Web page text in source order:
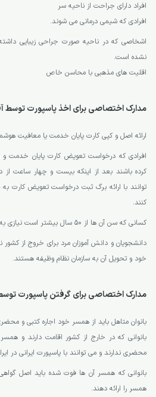
افراد دارای جراحت از ناحیه سر
افرادی که شیمی درمانی می شوند.
اشخاصی که در ناحیه صورت جراحی زیبایی داشته
نشده است.
اقلیت های مذهبی با محاسن خاص
مدارک اختصاصی برای اخذ پاسپورت توسط
ارائه اصل و کپی کارت پایان خدمت یا معافیت
افرادی که درخواست تعویض کارت پایان خدمت
کرده باشند بعد از اینکه بیست و چهار ساعت
توانند با ارائه برگ ثبت درخواست تعویض کارت
کنند.
کسانی که سن آن ها از 50 سال بیشتر است نیازی به ارائه کارت پایان خدمت ندارند.
دانشجویان و دانش آموزان مرد برای خروج از کشور
خود و تحویل آن به سازمان نظام وظیفه هستند.
مدارک اختصاصی برای گرفتن پاسپورت
بانوان متاهل باید از همسر خود اجاره کتبی و
بانوانی که در خارج از کشور اقامت دارند و
محضری ندارند و می توانند با پاسپورت ایرانی در
بانوانی که همسر آن ها فوت شده باید اصل
همسر را ارائه دهند.